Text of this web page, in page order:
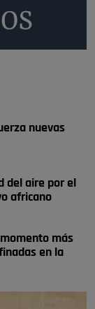
en la
de la …
de la …
nuevas
del aire por el
africano
más
en la